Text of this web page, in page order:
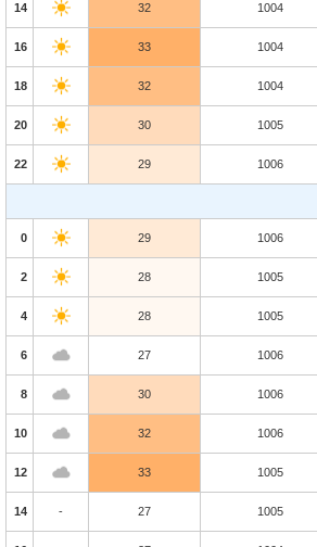
14 32 1004
16 33 1004
18 32 1004
20 30 1005
22 29 1006
0 29 1006
2 28 1005
4 28 1005
6 27 1006
8 30 1006
10 32 1006
12 33 1005
14 - 27 1005